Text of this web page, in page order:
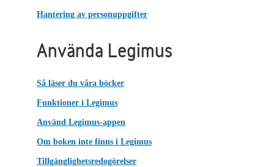
Hantering av personuppgifter
Använda Legimus
Så läser du våra böcker
Funktioner i Legimus
Använd Legimus-appen
Om boken inte finns i Legimus
Tillgänglighetsredogörelser